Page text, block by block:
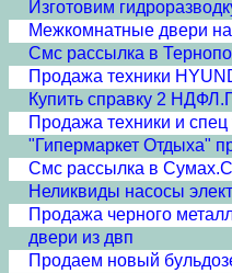
Изготовим
Межкомнатные двери
Смс рассылка в
Продажа техники
Купить справку 2
Продажа техники и спец
"Гипермаркет Отдыха"
Смс рассылка в
Неликвиды насосы
Продажа черного
двери из двп
Продаем новый